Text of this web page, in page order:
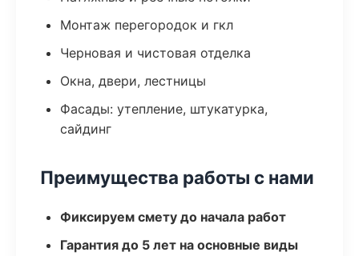
Монтаж перегородок и гкл
Черновая и чистовая отделка
Окна, двери, лестницы
Фасады: утепление, штукатурка,
сайдинг
Преимущества работы с нами
Фиксируем смету до начала работ
Гарантия до 5 лет на основные виды